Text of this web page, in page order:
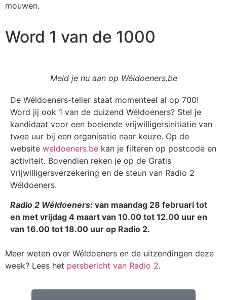
mouwen.
Word 1 van de 1000
Meld je nu aan op Wéldoeners.be
De Wéldoeners-teller staat momenteel al op 700!
Word jij ook 1 van de duizend Wéldoeners? Stel je
kandidaat voor een boeiende vrijwilligersinitiatie van
twee uur bij een organisatie naar keuze. Op de
website weldoeners.be kan je filteren op postcode en
activiteit. Bovendien reken je op de Gratis
Vrijwilligersverzekering en de steun van Radio 2
Wéldoeners.
Radio 2 Wéldoeners: van maandag 28 februari tot
en met vrijdag 4 maart van 10.00 tot 12.00 uur en
van 16.00 tot 18.00 uur op Radio 2.
Meer weten over Wéldoeners en de uitzendingen deze
week? Lees het persbericht van Radio 2.